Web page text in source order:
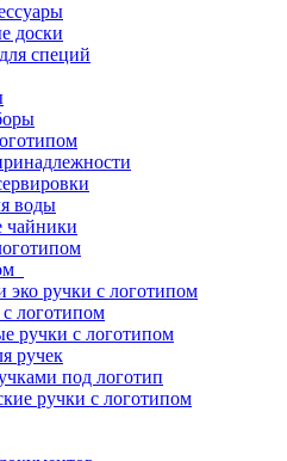
доски
специй
воды
чайники
ручки с логотипом
логотипом
ручки с логотипом
ручек
под логотип
ручки с логотипом